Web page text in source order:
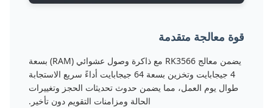
قوة معالجة متقدمة
يضمن معالج RK3566 مع ذاكرة وصول عشوائي (RAM) بسعة
4 جيجابايت وتخزين بسعة 64 جيجابايت أداءً سريع الاستجابة
طوال يوم العمل، مما يضمن حدوث تحديثات الحجز وتغييرات
الحالة ومزامنات التقويم دون تأخير.